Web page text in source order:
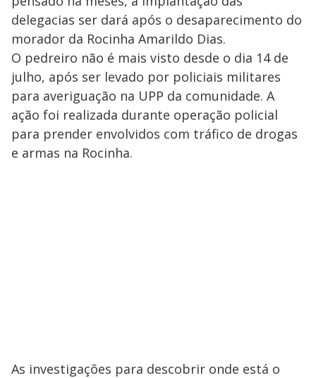
delegacias ser dará após o desaparecimento do
morador da Rocinha Amarildo Dias.
O pedreiro não é mais visto desde o dia 14 de
julho, após ser levado por policiais militares
para averiguação na UPP da comunidade. A
ação foi realizada durante operação policial
para prender envolvidos com tráfico de drogas
e armas na Rocinha.
As investigações para descobrir onde está o